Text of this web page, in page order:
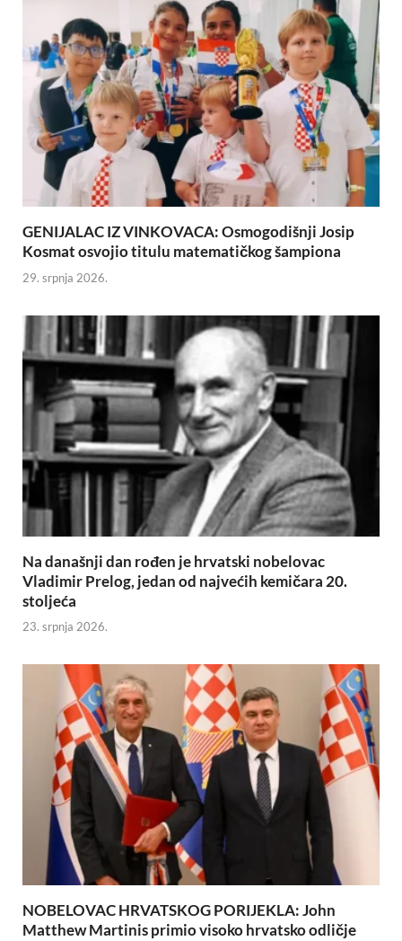
GENIJALAC IZ VINKOVACA: Osmogodišnji Josip
Kosmat osvojio titulu matematičkog šampiona
29. srpnja 2026.
Na današnji dan rođen je hrvatski nobelovac
Vladimir Prelog, jedan od najvećih kemičara 20.
stoljeća
23. srpnja 2026.
NOBELOVAC HRVATSKOG PORIJEKLA: John
Matthew Martinis primio visoko hrvatsko odličje